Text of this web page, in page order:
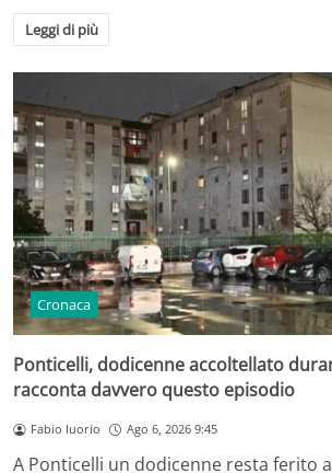
Leggi di più
Cronaca
Ponticelli, dodicenne accoltellato
racconta davvero questo episodio
Fabio Iuorio Ago 6, 2026 9:45
A Ponticelli un dodicenne resta ferito